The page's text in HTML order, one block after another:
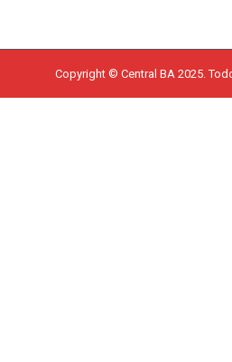
Copyright © Central BA 2025.